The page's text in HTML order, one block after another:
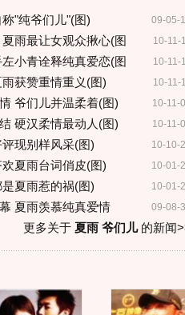
09-05-
"纯爷们儿"(图)
10-11-
雨最让女观众揪心(图
10-11-
小青诠释纯真爱恋(图
10-11-
雨获赞重情重义(图)
10-11-
爷们儿并温柔着(图)
10-11-
硬汉柔情最动人(图)
10-10-
现别样风采(图)
10-01-
欢夏雨台词俏皮(图)
10-01-
夏雨惹的祸(图)
09-08-
夏雨羡慕纯真爱情
更多关于 夏雨 爷们儿的新闻